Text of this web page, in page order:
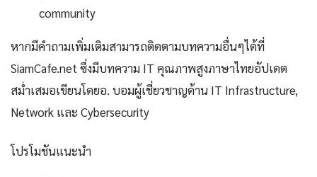
community
หากมีคำถามเพิ่มเติมสามารถติดตามบทความอื่นๆได้ที่
SiamCafe.net ซึ่งมีบทความ IT คุณภาพสูงภาษาไทยอัปเดต
สม่ำเสมอเขียนโดยอ. บอมผู้เชี่ยวชาญด้าน IT Infrastructure,
Network และ Cybersecurity
โปรโมชันแนะนำ